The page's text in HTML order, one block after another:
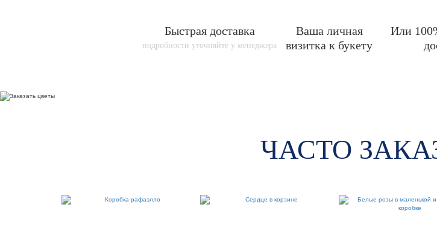
Быстрая доставка
подробности уточняйте у менеджера
Ваша личная
визитка к букету
Или
ЧАСТО